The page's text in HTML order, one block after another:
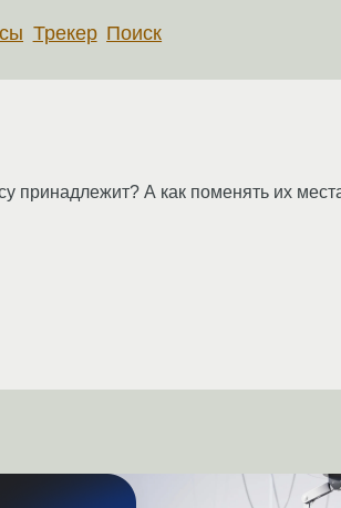
Трекер Поиск
принадлежит? А как поменять их